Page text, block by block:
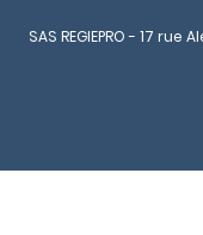
SAS REGIEPRO - 17